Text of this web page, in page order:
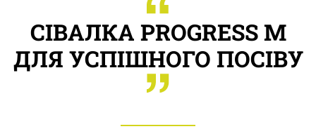
СІВАЛКА PROGRESS M
ДЛЯ УСПІШНОГО ПОСІВУ